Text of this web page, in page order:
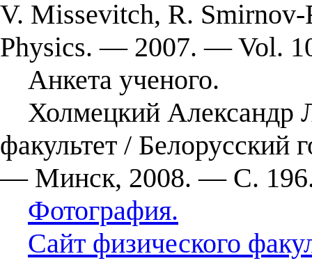
V. Missevitch, R.
Physics. — 2007. — Vol.
Анкета ученого.
Холмецкий Александр
факультет / Белорусский
— Минск, 2008. — С.
Фотография.
Сайт физического